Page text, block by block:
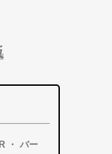
・ バー